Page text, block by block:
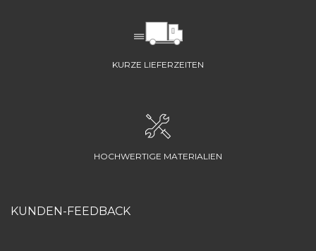
KURZE LIEFERZEITEN
HOCHWERTIGE MATERIALIEN
KUNDEN-FEEDBACK